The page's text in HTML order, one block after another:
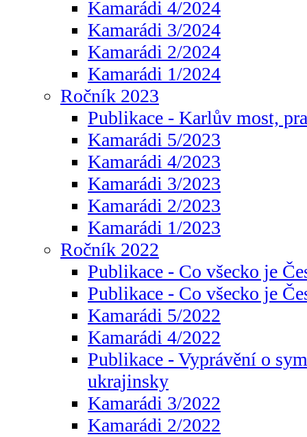
Kamarádi 4/2024
Kamarádi 3/2024
Kamarádi 2/2024
Kamarádi 1/2024
Ročník 2023
Publikace - Karlův most,
Kamarádi 5/2023
Kamarádi 4/2023
Kamarádi 3/2023
Kamarádi 2/2023
Kamarádi 1/2023
Ročník 2022
Publikace - Co všecko je
Publikace - Co všecko je
Kamarádi 5/2022
Kamarádi 4/2022
Publikace - Vyprávění o
ukrajinsky
Kamarádi 3/2022
Kamarádi 2/2022